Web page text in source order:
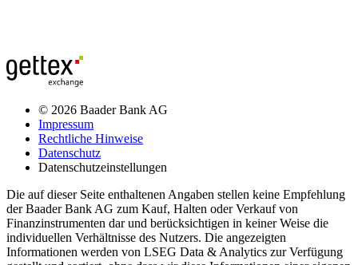
© 2026 Baader Bank AG
Impressum
Rechtliche Hinweise
Datenschutz
Datenschutzeinstellungen
Die auf dieser Seite enthaltenen Angaben stellen keine Empfehlung
der Baader Bank AG zum Kauf, Halten oder Verkauf von
Finanzinstrumenten dar und berücksichtigen in keiner Weise die
individuellen Verhältnisse des Nutzers. Die angezeigten
Informationen werden von LSEG Data & Analytics zur Verfügung